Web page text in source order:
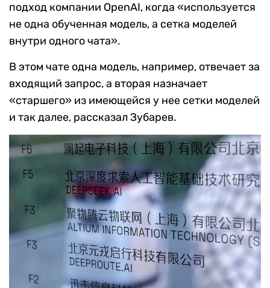
подход компании OpenAI, когда «используется
не одна обученная модель, а сетка моделей
внутри одного чата».
В этом чате одна модель, например, отвечает за
входящий запрос, а вторая назначает
«старшего» из имеющейся у нее сетки моделей
и так далее, рассказал Зубарев.